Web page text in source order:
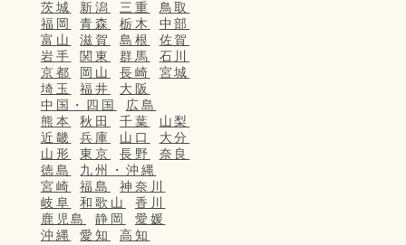
茨城
新潟 三重
鳥取
福岡
青森 栃木
中部
富山
滋賀 島根
佐賀
岩手
関東 群馬
石川
京都
岡山 長崎
宮城
埼玉
福井
大阪
中国・四国
広島
熊本
秋田 千葉
山梨
近畿
兵庫 山口
大分
山形
東京 長野
奈良
徳島
九州・沖縄
宮崎
福島
神奈川
岐阜
和歌山
香川
鹿児島
静岡
愛媛
沖縄
愛知 高知